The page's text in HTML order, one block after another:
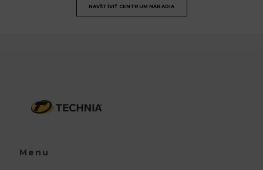
NAVŠTÍVIŤ CENTRUM NÁRADIA
Menu